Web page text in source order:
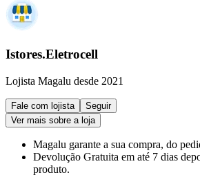
Istores.Eletrocell
Lojista Magalu desde 2021
Fale com lojista
Seguir
Ver mais sobre a loja
Magalu garante a sua compra, do
Devolução Gratuita em até 7 dias
produto.